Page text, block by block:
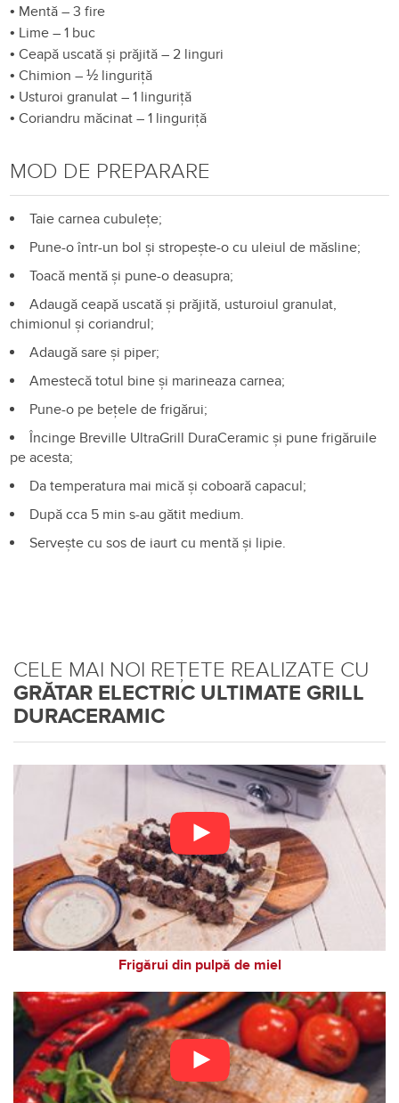
• Mentă – 3 fire
• Lime – 1 buc
•Ceapă uscată și prăjită – 2 linguri
•Chimion – ½ linguriță
• Usturoi granulat – 1 linguriță
•Coriandru măcinat – 1 linguriță
MOD DE PREPARARE
Taie carnea cubulețe;
Pune-o într-un bol și stropește-o cu uleiul de măsline;
Toacă mentă și pune-o deasupra;
Adaugă ceapă uscată și prăjită, usturoiul granulat,
chimionul și coriandrul;
Adaugă sare și piper;
Amestecă totul bine și marineaza carnea;
Pune-o pe bețele de frigărui;
Încinge Breville UltraGrill DuraCeramic și pune frigăruile
pe acesta;
Da temperatura mai mică și coboară capacul;
După cca 5 min s-au gătit medium.
Servește cu sos de iaurt cu mentă și lipie.
CELE MAI NOI REȚETE REALIZATE CU
GRĂTAR ELECTRIC ULTIMATE GRILL
DURACERAMIC
Frigărui din pulpă de miel